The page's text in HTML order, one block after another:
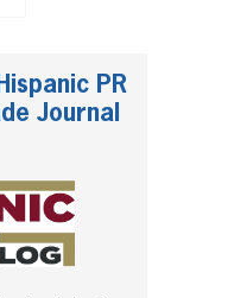
PR
Journal